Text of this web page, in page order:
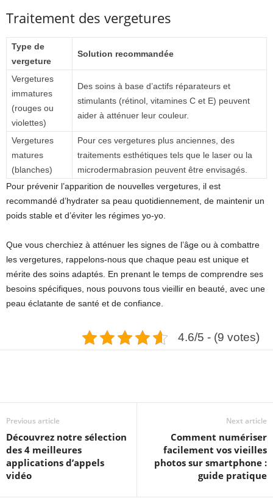
Traitement des vergetures
Type de
vergeture
Solution recommandée
Vergetures
immatures
(rouges ou
violettes)
Des soins à base d’actifs réparateurs et
stimulants (rétinol, vitamines C et E) peuvent
aider à atténuer leur couleur.
Vergetures
matures
(blanches)
Pour ces vergetures plus anciennes, des
traitements esthétiques tels que le laser ou la
microdermabrasion peuvent être envisagés.
Pour prévenir l’apparition de nouvelles vergetures, il est
recommandé d’hydrater sa peau quotidiennement, de maintenir un
poids stable et d’éviter les régimes yo-yo.
Que vous cherchiez à atténuer les signes de l’âge ou à combattre
les vergetures, rappelons-nous que chaque peau est unique et
mérite des soins adaptés. En prenant le temps de comprendre ses
besoins spécifiques, nous pouvons tous vieillir en beauté, avec une
peau éclatante de santé et de confiance.
4.6/5 - (9 votes)
Previous article
Découvrez notre sélection
des 4 meilleures
applications d’appels
vidéo
Next article
Comment numériser
facilement vos vieilles
photos sur smartphone :
guide pratique